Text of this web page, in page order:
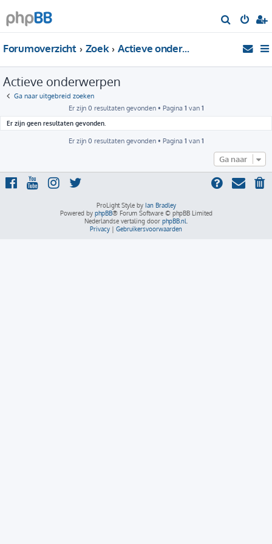
o
Forumoverzicht Zoek Actieve onderwerpen
Actieve onderwerpen
Ga naar uitgebreid zoeken
Er zijn 0 resultaten gevonden • Pagina 1 van 1
Er zijn geen resultaten gevonden.
Er zijn 0 resultaten gevonden • Pagina 1 van 1
Ga naar
ProLight Style by Ian Bradley
Powered by phpBB® Forum Software © phpBB Limited
Nederlandse vertaling door phpBB.nl
Privacy | Gebruikersvoorwaarden